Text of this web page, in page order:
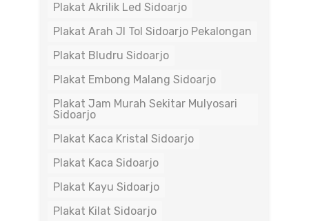
Plakat Akrilik Led Sidoarjo
Plakat Arah Jl Tol Sidoarjo Pekalongan
Plakat Bludru Sidoarjo
Plakat Embong Malang Sidoarjo
Plakat Jam Murah Sekitar Mulyosari
Sidoarjo
Plakat Kaca Kristal Sidoarjo
Plakat Kaca Sidoarjo
Plakat Kayu Sidoarjo
Plakat Kilat Sidoarjo